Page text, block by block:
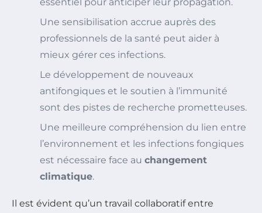
Une sensibilisation accrue auprès des
professionnels de la santé peut aider à
mieux gérer ces infections.
Le développement de nouveaux
antifongiques et le soutien à l’immunité
sont des pistes de recherche prometteuses.
Une meilleure compréhension du lien entre
l’environnement et les infections fongiques
est nécessaire face au changement
climatique.
Il est évident qu’un travail collaboratif entre